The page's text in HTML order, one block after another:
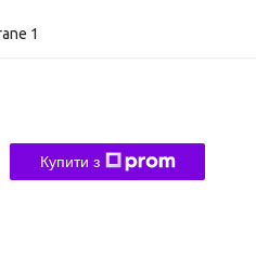
1
Купити з